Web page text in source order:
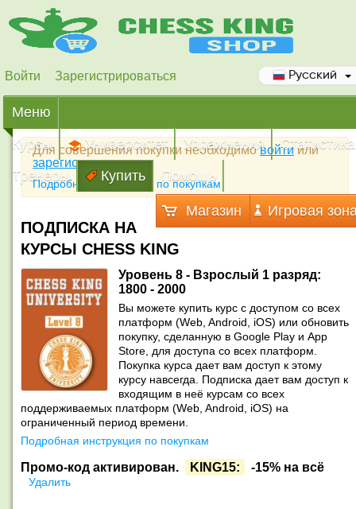
Войти Зарегистрироваться Русский
Меню
Курсы
Университет Упражнения
Статистика
Тренеры
Купить Помощь
Магазин Игровая
Для совершения покупки необходимовойтиили
зарегистрироваться
Подробная инструкция по покупкам
ПОДПИСКА НА
КУРСЫ CHESS KING
Уровень 8 - Взрослый 1 разряд:
1800 - 2000
Вы можете купить курс с доступом со всех
платформ (Web, Android, iOS) или обновить
покупку, сделанную в Google Play и App
Store, для доступа со всех платформ.
Покупка курса дает вам доступ к этому
курсу навсегда. Подписка дает вам доступ к
входящим в неё курсам со всех
поддерживаемых платформ (Web, Android, iOS) на
ограниченный период времени.
Подробная инструкция по покупкам
Промо-код активирован. KING15: -15% на всё
Удалить